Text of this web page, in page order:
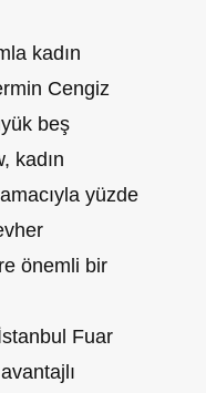
kadın
Cengiz
beş
kadın
yüzde
önemli bir
Fuar